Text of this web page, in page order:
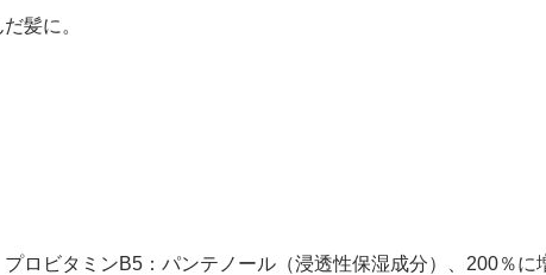
髪に。
ビタミンB5：パンテノール（浸透性保湿成分）、200％に